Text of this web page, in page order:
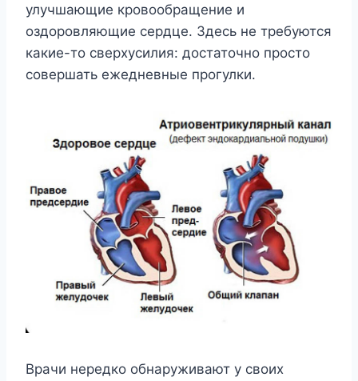
улучшающие кровообращение и
оздоровляющие сердце. Здесь не требуются
какие-то сверхусилия: достаточно просто
совершать ежедневные прогулки.
Врачи нередко обнаруживают у своих